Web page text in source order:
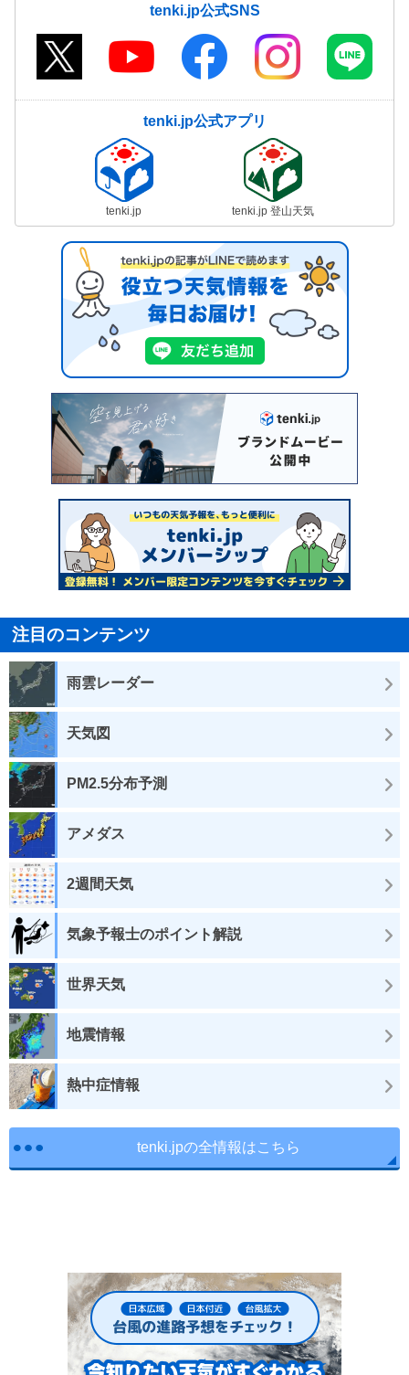
tenki.jp公式SNS
tenki.jp公式アプリ
tenki.jp tenki.jp 登山天気
注目のコンテンツ
雨雲レーダー
天気図
PM2.5分布予測
アメダス
2週間天気
気象予報士のポイント解説
世界天気
地震情報
熱中症情報
tenki.jpの全情報はこちら